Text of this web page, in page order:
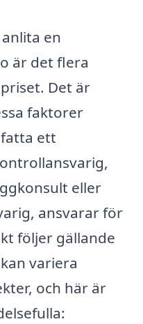
en
är det flera
Det är
faktorer
ett
eller
ansvarar för
följer gällande
variera
och här är